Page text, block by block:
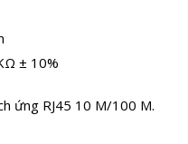
± 10%
ứng RJ45 10 M/100 M.